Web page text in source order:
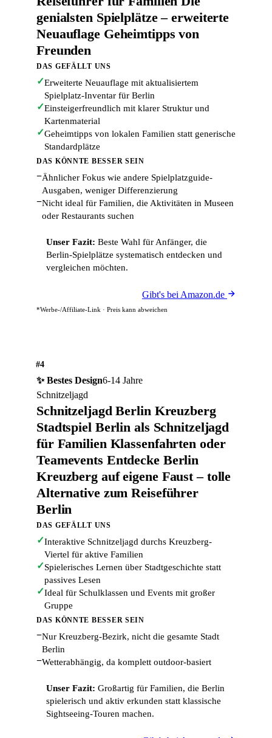
genialsten Spielplätze – erweiterte
Neuauflage Geheimtipps von
Freunden
DAS GEFÄLLT UNS
✓Erweiterte Neuauflage mit aktualisiertem
Spielplatz-Inventar für Berlin
✓Einsteigerfreundlich mit klarer Struktur und
Kartenmaterial
✓Geheimtipps von lokalen Familien statt generische
Standardplätze
DAS KÖNNTE BESSER SEIN
−Ähnlicher Fokus wie andere Spielplatzguide-
Ausgaben, weniger Differenzierung
−Nicht ideal für Familien, die Aktivitäten in Museen
oder Restaurants suchen
Unser Fazit: Beste Wahl für Anfänger, die
Berlin-Spielplätze systematisch entdecken und
vergleichen möchten.
Gibt's bei Amazon.de
*Werbe-/Affiliate-Link · Preis kann abweichen
#4
✨ Bestes Design6-14 Jahre
Schnitzeljagd
Schnitzeljagd Berlin Kreuzberg
Stadtspiel Berlin als Schnitzeljagd
für Familien Klassenfahrten oder
Teamevents Entdecke Berlin
Kreuzberg auf eigene Faust – tolle
Alternative zum Reiseführer
Berlin
DAS GEFÄLLT UNS
✓Interaktive Schnitzeljagd durchs Kreuzberg-
Viertel für aktive Familien
✓Spielerisches Lernen über Stadtgeschichte statt
passives Lesen
✓Ideal für Schulklassen und Events mit großer
Gruppe
DAS KÖNNTE BESSER SEIN
−Nur Kreuzberg-Bezirk, nicht die gesamte Stadt
Berlin
−Wetterabhängig, da komplett outdoor-basiert
Unser Fazit: Großartig für Familien, die Berlin
spielerisch und aktiv erkunden statt klassische
Sightseeing-Touren machen.